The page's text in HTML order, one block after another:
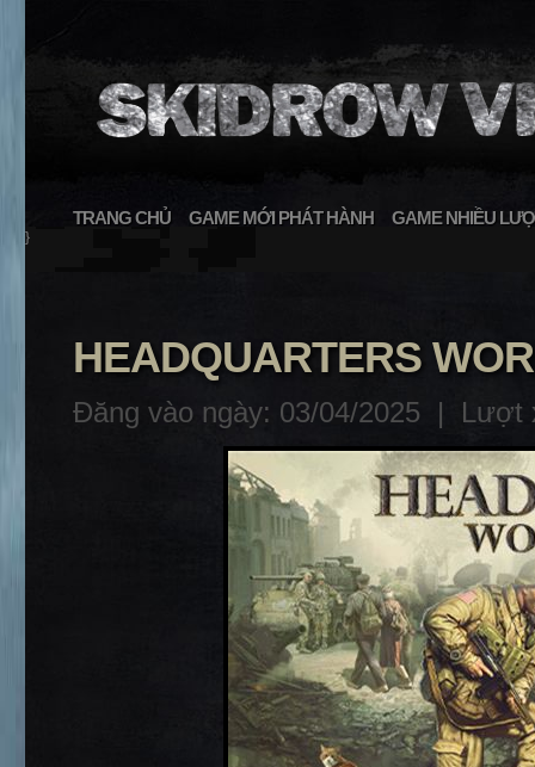
TRANG CHỦ GAME MỚI PHÁT HÀNH GAME NHIỀU
}
HEADQUARTERS
Đăng vào ngày: 03/04/2025 | Lượt